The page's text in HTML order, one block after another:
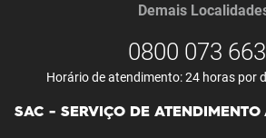
Demais
0800 073
Horário de atendimento: 24 horas por
SAC - SERVIÇO DE ATENDIMENTO